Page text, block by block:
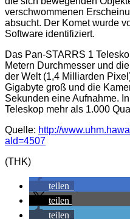
verschwommenen
absucht. Der Komet wurde
Software identifiziert.
Das Pan-STARRS 1
Metern Durchmesser und
der Welt (1,4 Milliarden
Gigabyte groß und die
Sekunden eine Aufnahme.
Teleskop mehr als 1.000
Quelle: http://
aId=4507
(THK)
teilen
teilen
teilen